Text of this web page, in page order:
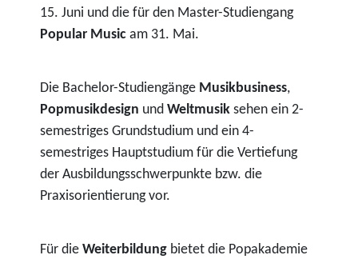
15. Juni und die für den Master-Studiengang
Popular Music am 31. Mai.
Die Bachelor-Studiengänge Musikbusiness,
Popmusikdesign und Weltmusik sehen ein 2-
semestriges Grundstudium und ein 4-
semestriges Hauptstudium für die Vertiefung
der Ausbildungsschwerpunkte bzw. die
Praxisorientierung vor.
Für die Weiterbildung bietet die Popakademie